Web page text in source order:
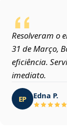
Resolveram o
31 de Março,
eficiência.
imediato.
EP Edna P.